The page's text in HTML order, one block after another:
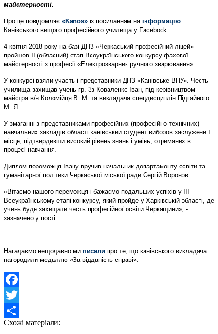
майстерності.
Про це повідомляє «Kanos» із посиланням на інформацію
Канівського вищого професійного училища у Facebook.
4 квітня 2018 року на базі ДНЗ «Черкаський професійний ліцей»
пройшов ІІ (обласний) етап Всеукраїнського конкурсу фахової
майстерності з професії «Електрозварник ручного зварювання».
У конкурсі взяли участь і представники ДНЗ «Канівське ВПУ». Честь
училища захищав учень гр. 3з Коваленко Іван, під керівництвом
майстра в/н Коломійця В. М. та викладача спецдисциплін Підгайного
М. Я.
У змаганні з представниками професійних (професійно-технічних)
навчальних закладів області канівський студент виборов заслужене І
місце, підтвердивши високий рівень знань і умінь, отриманих в
процесі навчання.
Диплом переможця Івану вручив начальник департаменту освіти та
гуманітарної політики Черкаської міської ради Сергій Воронов.
«Вітаємо нашого переможця і бажаємо подальших успіхів у ІІІ
Всеукраїнському етапі конкурсу, який пройде у Харківській області, де
учень буде захищати честь професійної освіти Черкащини», -
зазначено у пості.
Нагадаємо нещодавно ми писали про те, що канівського викладача
нагородили медаллю «За відданість справі».
Facebook
Twitter
Share
Схожі матеріали: